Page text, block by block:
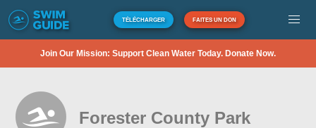
TÉLÉCHARGER FAITES UN DON
Join Our Mission: Support Clean Water Today. Donate Now.
Forester County Park